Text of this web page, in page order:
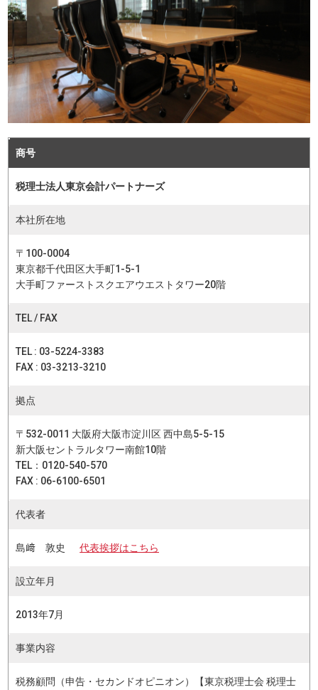
商号
税理士法人東京会計パートナーズ
本社所在地
〒100-0004
東京都千代田区大手町1-5-1
大手町ファーストスクエアウエストタワー20階
TEL / FAX
TEL : 03-5224-3383
FAX : 03-3213-3210
拠点
〒532-0011 大阪府大阪市淀川区 西中島5-5-15
新大阪セントラルタワー南館10階
TEL：0120-540-570
FAX : 06-6100-6501
代表者
島﨑 敦史 代表挨拶はこちら
設立年月
2013年7月
事業内容
税務顧問（申告・セカンドオピニオン）【東京税理士会 税理士